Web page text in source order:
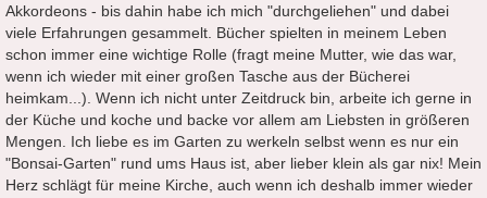
Akkordeons - bis dahin habe ich mich "durchgeliehen" und dabei
viele Erfahrungen gesammelt. Bücher spielten in meinem Leben
schon immer eine wichtige Rolle (fragt meine Mutter, wie das war,
wenn ich wieder mit einer großen Tasche aus der Bücherei
heimkam...). Wenn ich nicht unter Zeitdruck bin, arbeite ich gerne in
der Küche und koche und backe vor allem am Liebsten in größeren
Mengen. Ich liebe es im Garten zu werkeln selbst wenn es nur ein
"Bonsai-Garten" rund ums Haus ist, aber lieber klein als gar nix! Mein
Herz schlägt für meine Kirche, auch wenn ich deshalb immer wieder